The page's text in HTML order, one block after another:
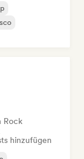
Rock
hinzufügen